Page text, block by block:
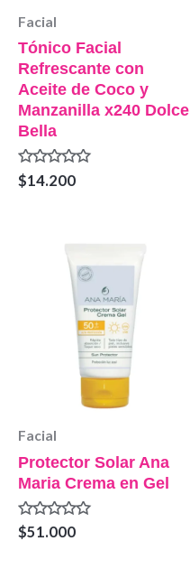
Facial
Tónico Facial
Refrescante con
Aceite de Coco y
Manzanilla x240 Dolce
Bella
Valorado
en
$14.200
Facial
Protector Solar Ana
Maria Crema en Gel
Valorado
en
$51.000